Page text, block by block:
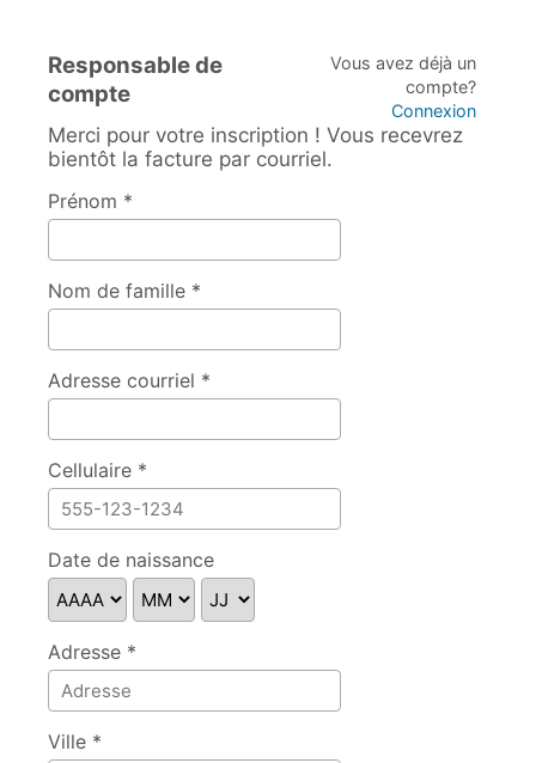
Responsable de
compte
Vous avez déjà un
compte?
Connexion
Merci pour votre inscription ! Vous recevrez
bientôt la facture par courriel.
Prénom *
Nom de famille *
Adresse courriel *
Cellulaire *
Date de naissance
Adresse *
Ville *